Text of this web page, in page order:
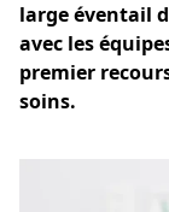
large éventail
avec les
premier
soins.